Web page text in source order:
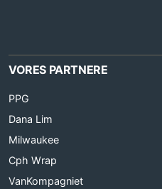
VORES PARTNERE
PPG
Dana Lim
Milwaukee
Cph Wrap
VanKompagniet